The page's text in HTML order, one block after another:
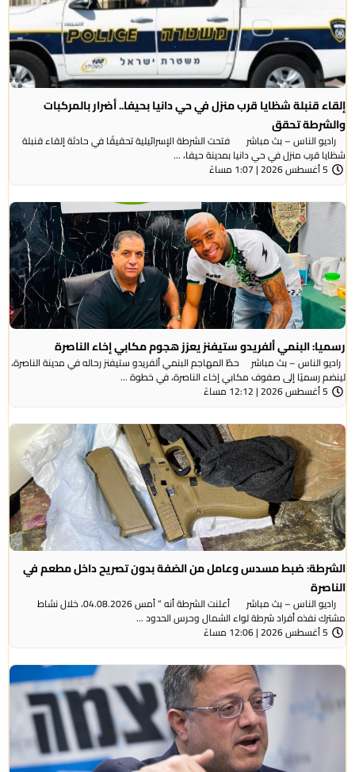
إلقاء قنبلة شظايا قرب منزل في حي دانيا بحيفا.. أضرار بالمركبات
والشرطة تحقق
راديو الناس – بث مباشر فتحت الشرطة الإسرائيلية تحقيقًا في حادثة إلقاء قنبلة
شظايا قرب منزل في حي دانيا بمدينة حيفا، ...
5 أغسطس 2026 | 1:07 مساءً
رسميا: البنمي ألفريدو ستيفنز يعزز هجوم مكابي إخاء الناصرة
راديو الناس – بث مباشر حطّ المهاجم البنمي ألفريدو ستيفنز رحاله في مدينة الناصرة،
لينضم رسميًا إلى صفوف مكابي إخاء الناصرة، في خطوة ...
5 أغسطس 2026 | 12:12 مساءً
الشرطة: ضبط مسدس وعامل من الضفة بدون تصريح داخل مطعم في
الناصرة
راديو الناس – بث مباشر أعلنت الشرطة أنه ” أمس 04.08.2026، خلال نشاط
مشترك نفذه أفراد شرطة لواء الشمال وحرس الحدود ...
5 أغسطس 2026 | 12:06 مساءً